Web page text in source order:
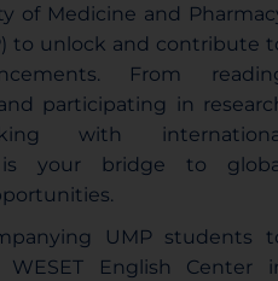
of Medicine and
to unlock and contribute
From
participating in
with
is your bridge to
UMP students
English Center